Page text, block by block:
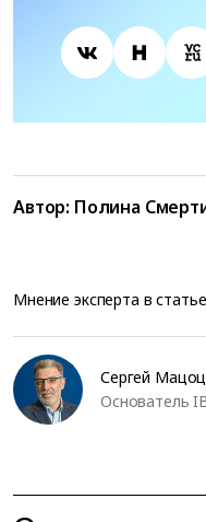
Автор: Полина
Мнение эксперта в статье
Сергей
Основатель